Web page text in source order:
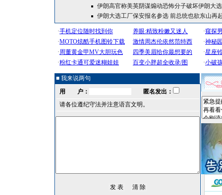
伊朗高官称美英阴谋煽动恐怖分子破坏伊朗大选
伊朗大选工厂保安报名参选 前总统也欲东山再
■ 我来说两句
用 户：
匿名发出：
请各位遵纪守法并注意语言文明。